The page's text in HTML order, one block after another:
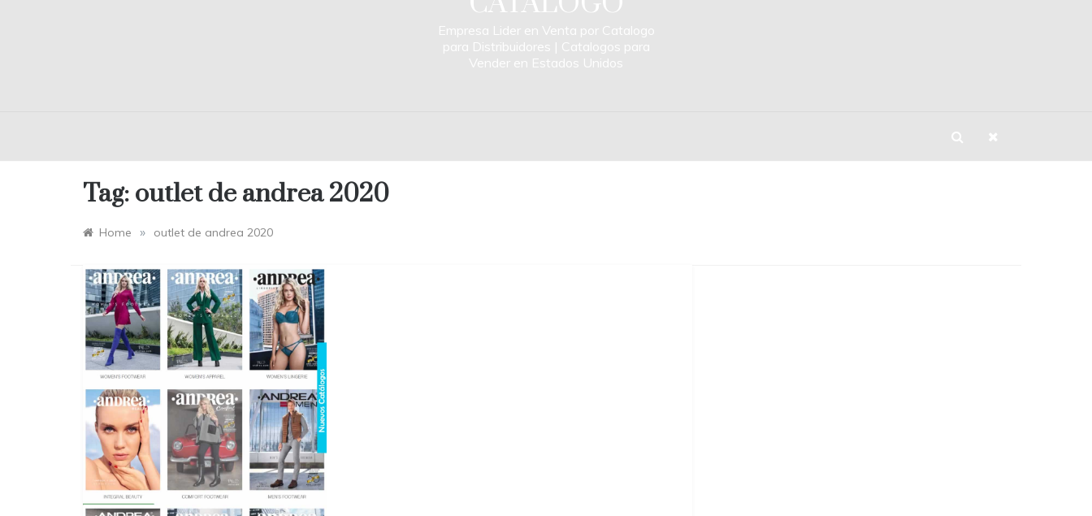
Empresa Lider en Venta por Catalogo
para Distribuidores | Catalogos para
Vender en Estados Unidos
Tag: outlet de andrea 2020
Home » outlet de andrea 2020